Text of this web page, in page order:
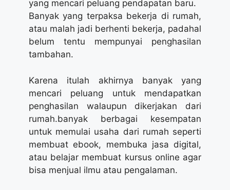
yang mencari peluang pendapatan baru.
Banyak yang terpaksa bekerja di rumah,
atau malah jadi berhenti bekerja, padahal
belum tentu mempunyai penghasilan
tambahan.
Karena itulah akhirnya banyak yang
mencari peluang untuk mendapatkan
penghasilan walaupun dikerjakan dari
rumah.banyak berbagai kesempatan
untuk memulai usaha dari rumah seperti
membuat ebook, membuka jasa digital,
atau belajar membuat kursus online agar
bisa menjual ilmu atau pengalaman.